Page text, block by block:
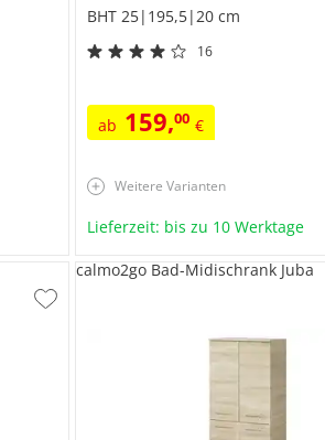
BHT 25|195,5|20 cm
16
ab 159,00 €
Weitere Varianten
Lieferzeit: bis zu 10 Werktage
calmo2go Bad-Midischrank Juba